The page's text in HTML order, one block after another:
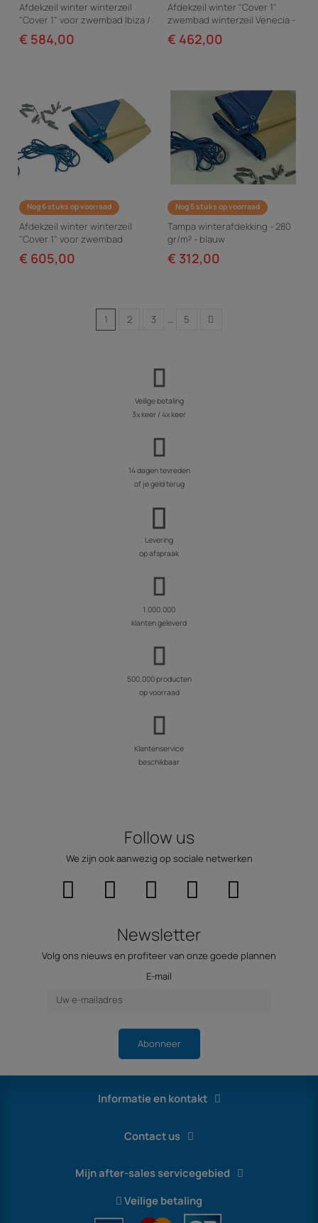
Afdekzeil winter winterzeil
"Cover 1" voor zwembad Ibiza /
Sevilla - 580 g/m² - Blauw
€ 584,00
Afdekzeil winter "Cover 1"
zwembad winterzeil Venecia -
580 g/m² - Blauw
€ 462,00
Nog 6 stuks op voorraad
Afdekzeil winter winterzeil
"Cover 1" voor zwembad
Kolanta - 580 g/m² - Blauw
€ 605,00
Nog 5 stuks op voorraad
Tampa winterafdekking - 280
gr/m² - blauw
€ 312,00
1 2 3 … 5
Veilige betaling
3x keer / 4x keer
14 dagen tevreden
of je geld terug
Levering
op afspraak
1.000.000
klanten geleverd
500.000 producten
op voorraad
Klantenservice
beschikbaar
Follow us
We zijn ook aanwezig op sociale netwerken
Newsletter
Volg ons nieuws en profiteer van onze goede plannen
E-mail
Abonneer
Informatie en kontakt
Contact us
Mijn after-sales servicegebied
Veilige betaling